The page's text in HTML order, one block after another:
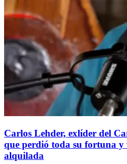
Carlos Lehder, exlíder del
que perdió toda su fortuna y
alquilada